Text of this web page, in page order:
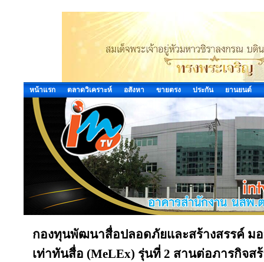
หน้าแรก ตลาดวิเคราะห์ อสังหา ขายตรง ประกัน ยานยนต์
กองทุนพัฒนาสื่อปลอดภัยและสร้างสรรค์ ม
เท่าทันสื่อ (MeLEx) รุ่นที่ 2 สานต่อภารกิจส